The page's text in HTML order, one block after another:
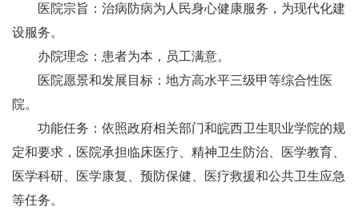
医院宗旨：治病防病为人民身心健康服务，为现代化建
设服务。
办院理念：患者为本，员工满意。
医院愿景和发展目标：地方高水平三级甲等综合性医
院。
功能任务：依照政府相关部门和皖西卫生职业学院的规
定和要求，医院承担临床医疗、精神卫生防治、医学教育、
医学科研、医学康复、预防保健、医疗救援和公共卫生应急
等任务。